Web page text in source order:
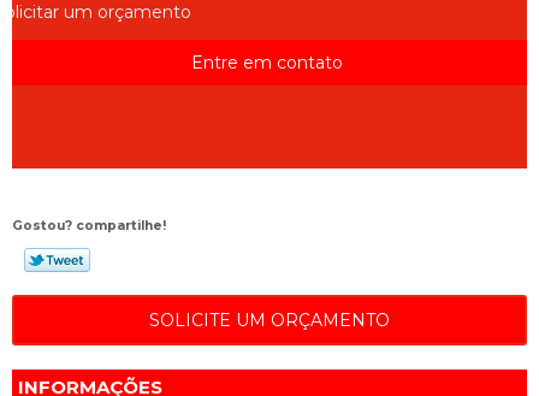
um orçamento
Entre em contato
Gostou? compartilhe!
SOLICITE UM ORÇAMENTO
INFORMAÇÕES